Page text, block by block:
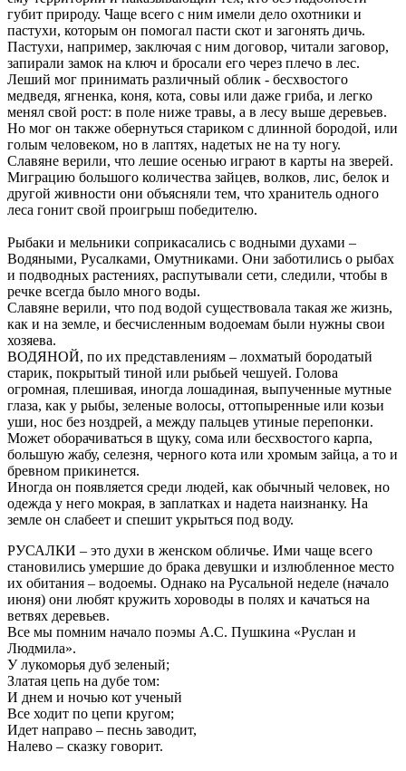
губит природу. Чаще всего с ним имели дело охотники и
пастухи, которым он помогал пасти скот и загонять дичь.
Пастухи, например, заключая с ним договор, читали заговор,
запирали замок на ключ и бросали его через плечо в лес.
Леший мог принимать различный облик - бесхвостого
медведя, ягненка, коня, кота, совы или даже гриба, и легко
менял свой рост: в поле ниже травы, а в лесу выше деревьев.
Но мог он также обернуться стариком с длинной бородой, или
голым человеком, но в лаптях, надетых не на ту ногу.
Славяне верили, что лешие осенью играют в карты на зверей.
Миграцию большого количества зайцев, волков, лис, белок и
другой живности они объясняли тем, что хранитель одного
леса гонит свой проигрыш победителю.
Рыбаки и мельники соприкасались с водными духами –
Водяными, Русалками, Омутниками. Они заботились о рыбах
и подводных растениях, распутывали сети, следили, чтобы в
речке всегда было много воды.
Славяне верили, что под водой существовала такая же жизнь,
как и на земле, и бесчисленным водоемам были нужны свои
хозяева.
ВОДЯНОЙ, по их представлениям – лохматый бородатый
старик, покрытый тиной или рыбьей чешуей. Голова
огромная, плешивая, иногда лошадиная, выпученные мутные
глаза, как у рыбы, зеленые волосы, оттопыренные или козьи
уши, нос без ноздрей, а между пальцев утиные перепонки.
Может оборачиваться в щуку, сома или бесхвостого карпа,
большую жабу, селезня, черного кота или хромым зайца, а то и
бревном прикинется.
Иногда он появляется среди людей, как обычный человек, но
одежда у него мокрая, в заплатках и надета наизнанку. На
земле он слабеет и спешит укрыться под воду.
РУСАЛКИ – это духи в женском обличье. Ими чаще всего
становились умершие до брака девушки и излюбленное место
их обитания – водоемы. Однако на Русальной неделе (начало
июня) они любят кружить хороводы в полях и качаться на
ветвях деревьев.
Все мы помним начало поэмы А.С. Пушкина «Руслан и
Людмила».
У лукоморья дуб зеленый;
Златая цепь на дубе том:
И днем и ночью кот ученый
Все ходит по цепи кругом;
Идет направо – песнь заводит,
Налево – сказку говорит.